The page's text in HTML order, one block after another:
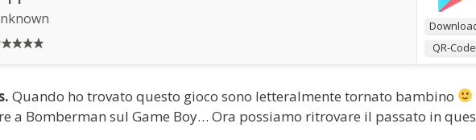
QR-Code
Quando ho trovato questo gioco sono letteralmente tornato bambino
a Bomberman sul Game Boy… Ora possiamo ritrovare il passato in